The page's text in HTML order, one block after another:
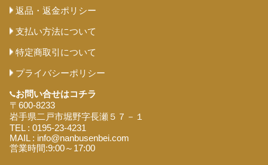
返品・返金ポリシー
支払い方法について
特定商取引について
プライバシーポリシー
お問い合せはコチラ
〒600-8233
岩手県二戸市堀野字長瀬５７－１
TEL : 0195-23-4231
MAIL : info@nanbusenbei.com
営業時間:9:00～17:00